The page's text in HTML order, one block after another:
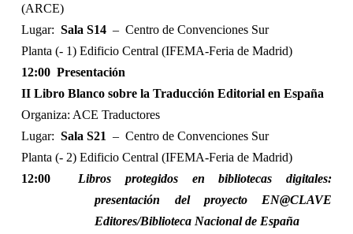
(ARCE)
Lugar: Sala S14 – Centro de Convenciones Sur
Planta (- 1) Edificio Central (IFEMA-Feria de Madrid)
12:00 Presentación
II Libro Blanco sobre la Traducción Editorial en España
Organiza: ACE Traductores
Lugar: Sala S21 – Centro de Convenciones Sur
Planta (- 2) Edificio Central (IFEMA-Feria de Madrid)
12:00
Libros protegidos en bibliotecas digitales:
presentación del proyecto EN@CLAVE
Editores/Biblioteca Nacional de España